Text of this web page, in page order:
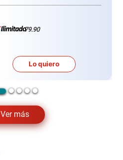
Ver más
79.90
Lo quiero